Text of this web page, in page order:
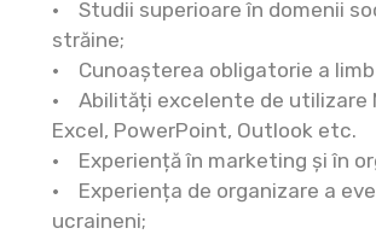
• Studii superioare în domenii
străine;
• Cunoașterea obligatorie a
• Abilități excelente de utilizare
Excel, PowerPoint, Outlook etc.
• Experiență în marketing și în
• Experiența de organizare a
ucraineni;